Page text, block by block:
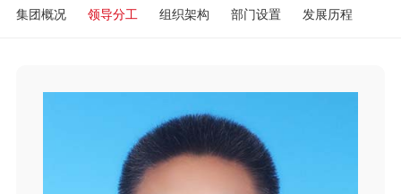
集团概况 领导分工 组织架构 部门设置 发展历程